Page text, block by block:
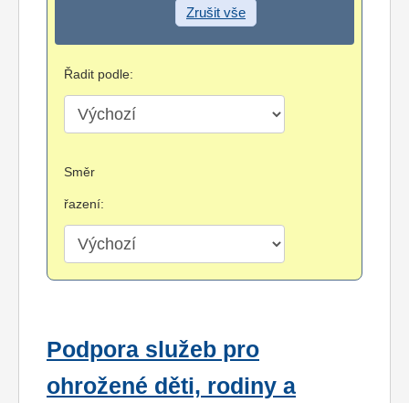
Zrušit vše
Řadit podle:
Směr
řazení:
Podpora služeb pro
ohrožené děti, rodiny a